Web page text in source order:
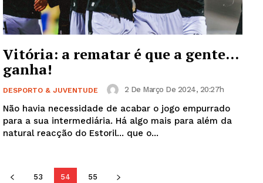
SUBSCREVA JÁ!
Institucional
Edição Digital
Europa
Vitória: a rematar é que a gente…
ganha!
DESPORTO & JUVENTUDE 2 De Março De 2024, 20:27h
Não havia necessidade de acabar o jogo empurrado
para a sua intermediária. Há algo mais para além da
natural reacção do Estoril... que o...
53 54 55